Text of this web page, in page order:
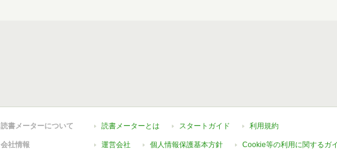
読書メーターについて 読書メーターとは スタートガイド 利用規約
会社情報 運営会社 個人情報保護基本方針 Cookie等の利用に関するガ